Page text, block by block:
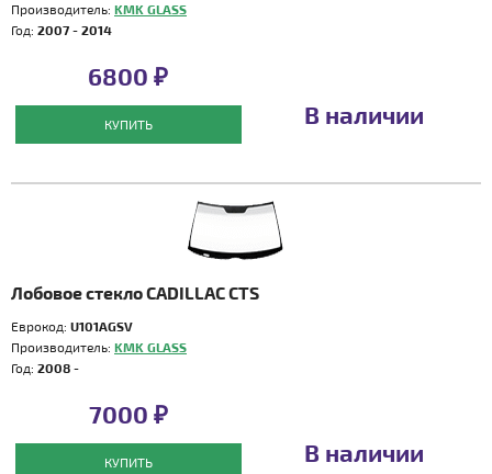
Производитель: KMK GLASS
Год: 2007 - 2014
6800 ₽
КУПИТЬ В наличии
Лобовое стекло CADILLAC CTS
Еврокод: U101AGSV
Производитель: KMK GLASS
Год: 2008 -
7000 ₽
КУПИТЬ В наличии